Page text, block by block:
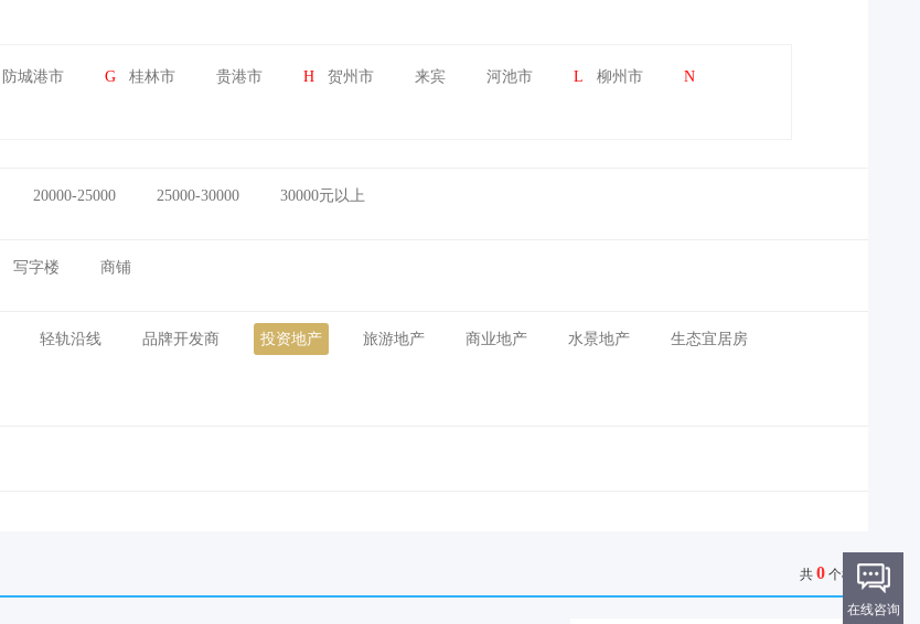
防城港市 G 桂林市 贵港市 H 贺州市 来宾 河池市 L 柳州市 N
20000-25000 25000-30000 30000元以上
写字楼 商铺
轻轨沿线 品牌开发商 投资地产 旅游地产 商业地产 水景地产 生态宜居房
共 0 个楼盘
在线咨询